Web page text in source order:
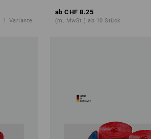
1 Variante
ab CHF 8.25
(m. MwSt.) ab 10 Stück